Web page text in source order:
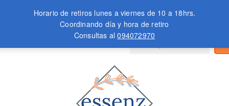
Horario de retiros lunes a viernes de 10 a 18hrs.
Coordinando día y hora de retiro
Consultas al094072970
por:
MOROCCANOIL